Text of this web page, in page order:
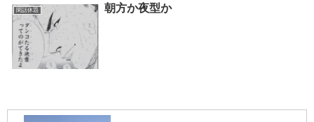
閑話休題 朝方か夜型か